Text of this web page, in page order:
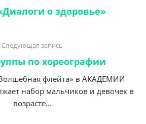
о здоровье»
Следующая запись
по хореографии
флейта» в АКАДЕМИИ
набор мальчиков и девочек в
возрасте...